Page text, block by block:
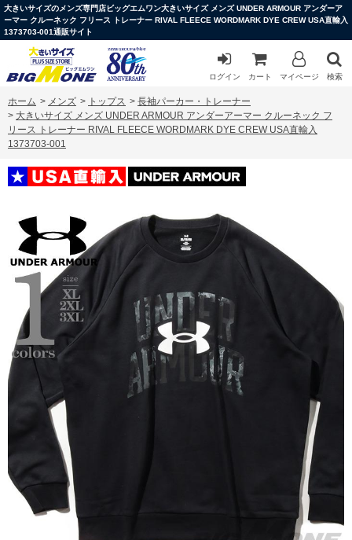
大きいサイズのメンズ専門店ビッグエムワン大きいサイズ メンズ UNDER ARMOUR アンダーア
ーマー クルーネック フリース トレーナー RIVAL FLEECE WORDMARK DYE CREW USA直輸入
1373703-001通販サイト
ログイン カート マイページ 検索
ホーム > メンズ > トップス > 長袖パーカー・トレーナー
> 大きいサイズ メンズ UNDER ARMOUR アンダーアーマー クルーネック フ
リース トレーナー RIVAL FLEECE WORDMARK DYE CREW USA直輸入
1373703-001